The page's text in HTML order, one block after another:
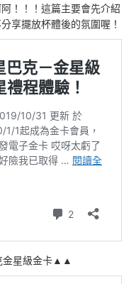
！！！這篇主要會先介紹
享擺放杯體後的氛圍喔！
金星級金卡▲▲